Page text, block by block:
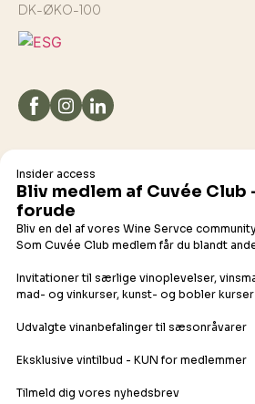
DK-ØKO-100
Det flydende udvalg
Champagne
Hvidvin
Rosévin
Rødvin
Portvin